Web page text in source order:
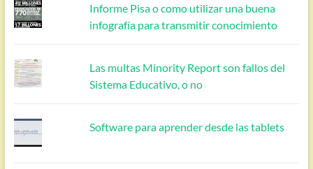
Informe Pisa o como utilizar una buena
infografía para transmitir conocimiento
Las multas Minority Report son fallos del
Sistema Educativo, o no
Software para aprender desde las tablets